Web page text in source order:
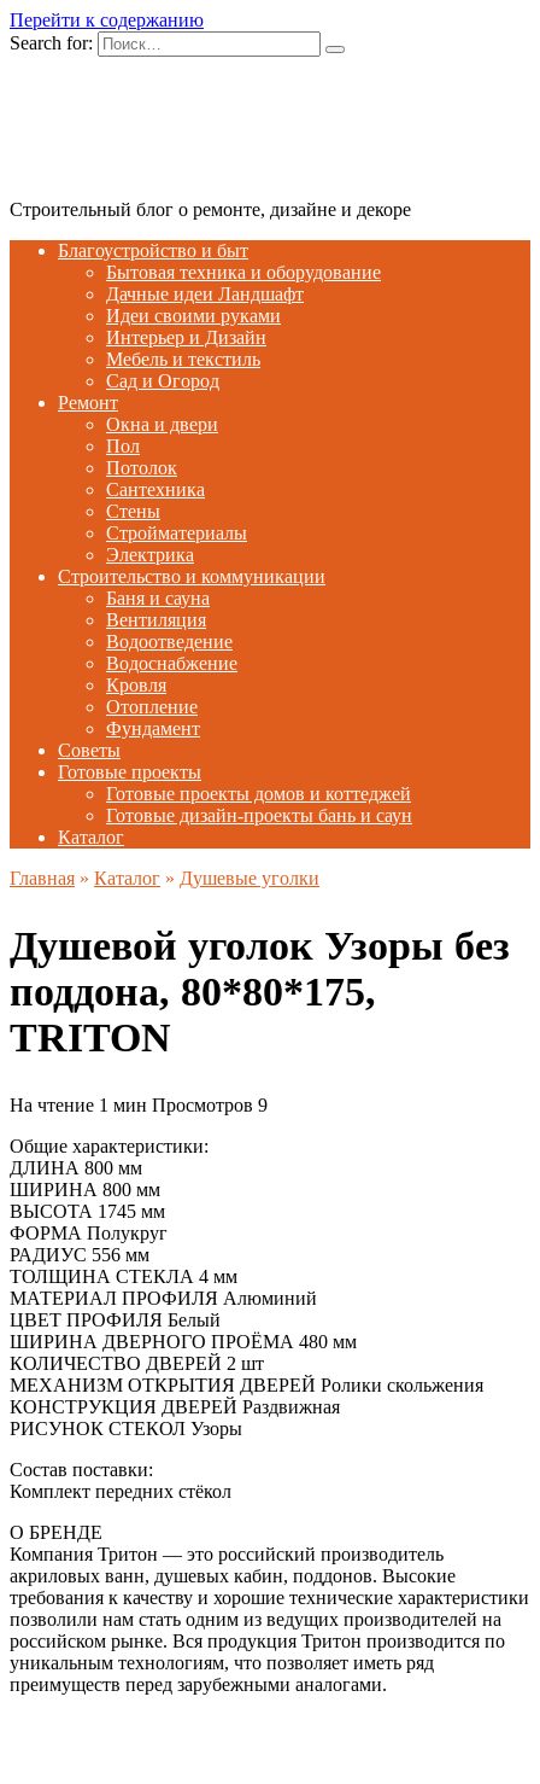
Перейти к содержанию
Search for:
Строительный блог о ремонте, дизайне и декоре
Благоустройство и быт
Бытовая техника и оборудование
Дачные идеи Ландшафт
Идеи своими руками
Интерьер и Дизайн
Мебель и текстиль
Сад и Огород
Ремонт
Окна и двери
Пол
Потолок
Сантехника
Стены
Стройматериалы
Электрика
Строительство и коммуникации
Баня и сауна
Вентиляция
Водоотведение
Водоснабжение
Кровля
Отопление
Фундамент
Советы
Готовые проекты
Готовые проекты домов и коттеджей
Готовые дизайн-проекты бань и саун
Каталог
Главная » Каталог » Душевые уголки
Душевой уголок Узоры без
поддона, 80*80*175,
TRITON
На чтение 1 мин Просмотров 9
Общие характеристики:
ДЛИНА 800 мм
ШИРИНА 800 мм
ВЫСОТА 1745 мм
ФОРМА Полукруг
РАДИУС 556 мм
ТОЛЩИНА СТЕКЛА 4 мм
МАТЕРИАЛ ПРОФИЛЯ Алюминий
ЦВЕТ ПРОФИЛЯ Белый
ШИРИНА ДВЕРНОГО ПРОЁМА 480 мм
КОЛИЧЕСТВО ДВЕРЕЙ 2 шт
МЕХАНИЗМ ОТКРЫТИЯ ДВЕРЕЙ Ролики скольжения
КОНСТРУКЦИЯ ДВЕРЕЙ Раздвижная
РИСУНОК СТЕКОЛ Узоры
Состав поставки:
Комплект передних стёкол
О БРЕНДЕ
Компания Тритон — это российский производитель
акриловых ванн, душевых кабин, поддонов. Высокие
требования к качеству и хорошие технические характеристики
позволили нам стать одним из ведущих производителей на
российском рынке. Вся продукция Тритон производится по
уникальным технологиям, что позволяет иметь ряд
преимуществ перед зарубежными аналогами.